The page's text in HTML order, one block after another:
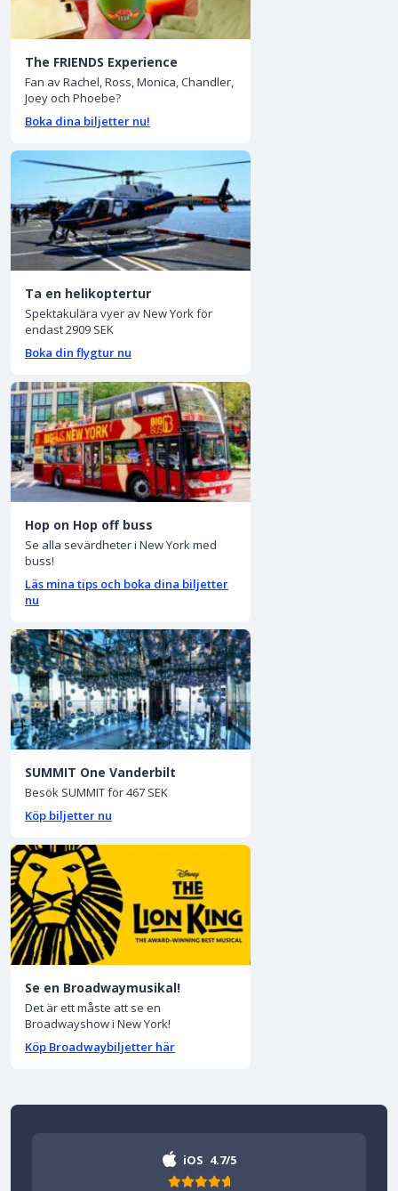
The FRIENDS Experience
Fan av Rachel, Ross, Monica, Chandler,
Joey och Phoebe?
Boka dina biljetter nu!
Ta en helikoptertur
Spektakulära vyer av New York för
endast 2909 SEK
Boka din flygtur nu
Hop on Hop off buss
Se alla sevärdheter i New York med
buss!
Läs mina tips och boka dina biljetter
nu
SUMMIT One Vanderbilt
Besök SUMMIT för 467 SEK
Köp biljetter nu
Se en Broadwaymusikal!
Det är ett måste att se en
Broadwayshow i New York!
Köp Broadwaybiljetter här
iOS 4.7/5